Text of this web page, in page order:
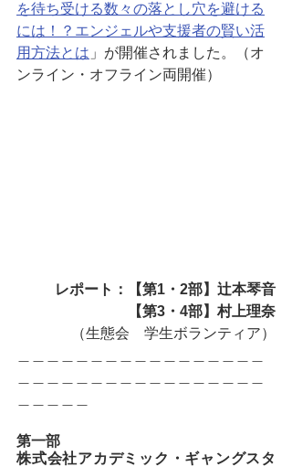
を待ち受ける数々の落とし穴を避ける
には！？エンジェルや支援者の賢い活
用方法とは 」が開催されました。（オ
ンライン・オフライン両開催）
レポート：【第1・2部】辻本琴音
【第3・4部】村上理奈
（生態会　学生ボランティア）
第一部
株式会社アカデミック・ギャングスタ